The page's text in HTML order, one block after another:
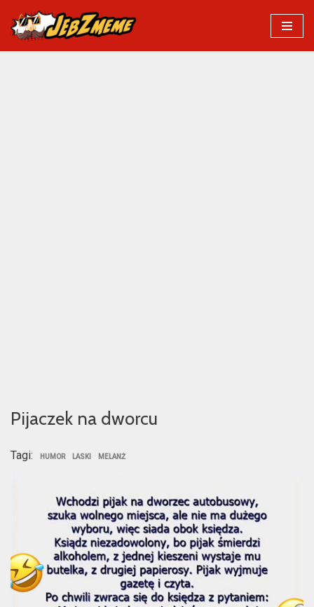
Przejdź
do
Pijaczek na dworcu
Tagi: HUMOR LASKI MELANŻ